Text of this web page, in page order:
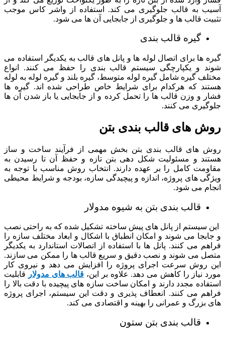
آسیب به قالب جلوگیری می کند. استفاده از واشر کاس موجب
تثبیت قالب ها و جلوگیری از جابجایی آن ها می شود.
گیره قالب بندی
گیره ها برای اتصال لوله ها و پانل های قالب به یکدیگر استفاده می
شوند و یکپارچگی سیستم قالب بندی را حفظ می کنند. انواع
مختلف گیره شامل گیره لوله متوسط، گیره بلند و گیره لوله به لوله
هستند که هرکدام برای شرایط خاص طراحی شده اند. گیره ها
فشار و وزن قالب ها را تحمل کرده و از جابجایی یا باز شدن آن ها
جلوگیری می کنند.
روش های قالب بندی بتن
روش های قالب بندی بتن بخش مهمی از فرآیند ساخت و ساز
هستند و مسئولیت شکل دهی بتن تازه و حفظ آن تا رسیدن به
مقاومت کامل را بر عهده دارند. انتخاب روش مناسب با توجه به
ویژگی های پروژه، اندازه و پیچیدگی سازه، بودجه و شرایط محیطی
انجام می شود.
قالب بندی بتن به شیوه مدولار
این سیستم از پانل های پیش ساخته تشکیل شده که به راحتی نصب
و جابجا می شوند و امکان انطباق با اشکال و ابعاد مختلف سازه را
فراهم می کنند. پانل ها با استفاده از اتصالات استاندارد به یکدیگر
متصل می شوند و نصب دقیق و سریع قالب ها را ممکن می سازند.
این روش سرعت اجرای پروژه را افزایش می دهد و نیروی کار
مورد نیاز را کاهش می دهد. علاوه بر این، قالب های مدولار قابلیت
استفاده مجدد دارند و امکان ساخت سازه های پیچیده با دقت بالا را
فراهم می کنند. انعطاف پذیری و دقت این سیستم، اجرای پروژه
های بزرگ و عمرانی را بهینه و اقتصادی می کند.
قالب بندی بتن ستون